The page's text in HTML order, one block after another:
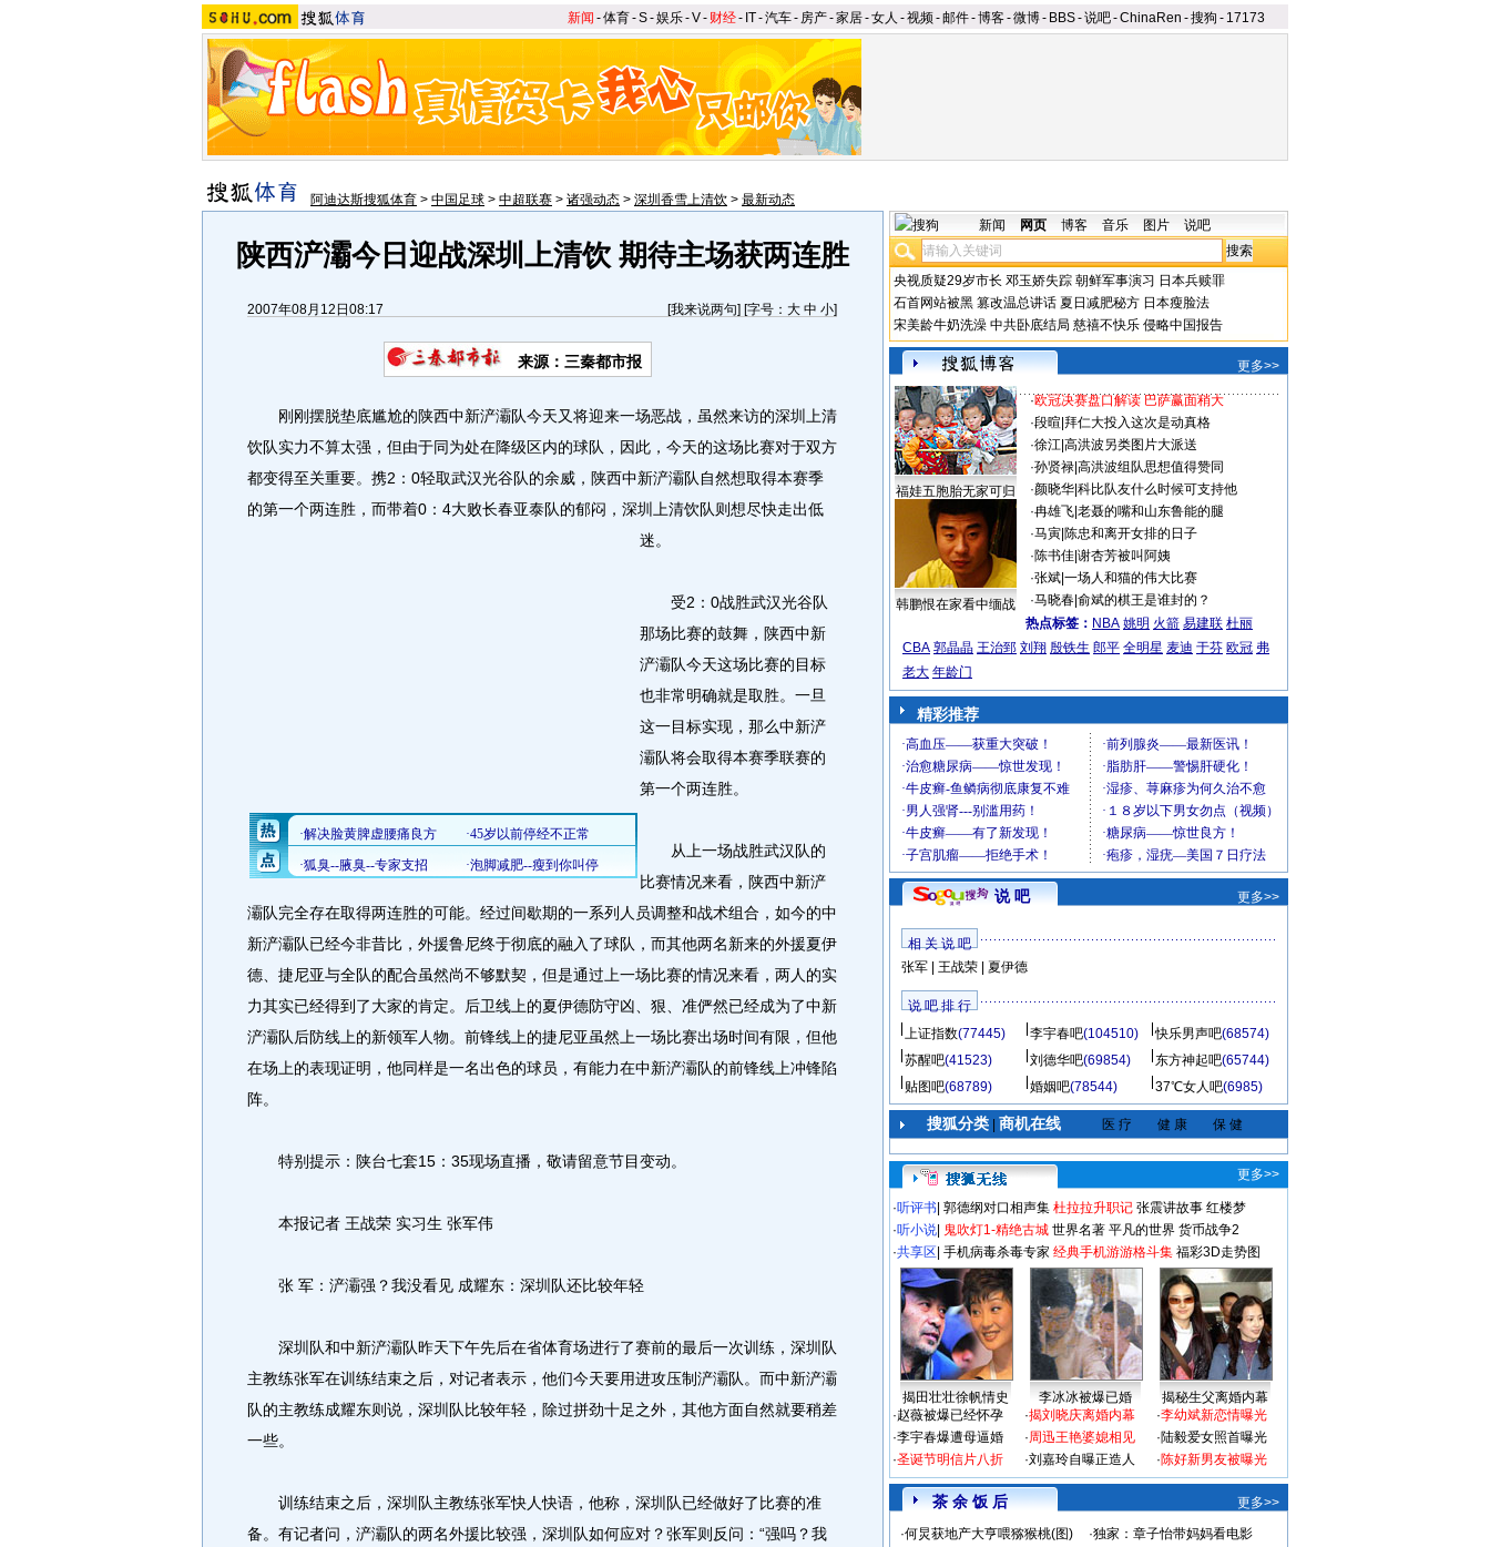
新闻 -体育-S-娱乐-V- 财经- IT-汽车- 房产-家居-女人 -视频-邮件-博客-微博- BBS-说吧-ChinaRen -搜狗 - 17173
阿迪达斯搜狐体育 > 中国足球 > 中超联赛 > 诸强动态 > 深圳香雪上清饮 > 最新动态
陕西浐灞今日迎战深圳上清饮 期待主场获两连胜
2007年08月12日08:17 [我来说两句] [字号： 大 中 小]
来源：三秦都市报
刚刚摆脱垫底尴尬的陕西中新浐灞队今天又将迎来一场恶战，虽然来访的深圳上清
饮队实力不算太强，但由于同为处在降级区内的球队，因此，今天的这场比赛对于双方
都变得至关重要。携2：0轻取武汉光谷队的余威，陕西中新浐灞队自然想取得本赛季
的第一个两连胜，而带着0：4大败长春亚泰队的郁闷，深圳上清饮队则想尽快走出低
迷。
受2：0战胜武汉光谷队
那场比赛的鼓舞，陕西中新
浐灞队今天这场比赛的目标
也非常明确就是取胜。一旦
这一目标实现，那么中新浐
灞队将会取得本赛季联赛的
第一个两连胜。
从上一场战胜武汉队的
比赛情况来看，陕西中新浐
灞队完全存在取得两连胜的可能。经过间歇期的一系列人员调整和战术组合，如今的中
新浐灞队已经今非昔比，外援鲁尼终于彻底的融入了球队，而其他两名新来的外援夏伊
德、捷尼亚与全队的配合虽然尚不够默契，但是通过上一场比赛的情况来看，两人的实
力其实已经得到了大家的肯定。后卫线上的夏伊德防守凶、狠、准俨然已经成为了中新
浐灞队后防线上的新领军人物。前锋线上的捷尼亚虽然上一场比赛出场时间有限，但他
在场上的表现证明，他同样是一名出色的球员，有能力在中新浐灞队的前锋线上冲锋陷
阵。
特别提示：陕台七套15：35现场直播，敬请留意节目变动。
本报记者 王战荣 实习生 张军伟
张 军：浐灞强？我没看见 成耀东：深圳队还比较年轻
深圳队和中新浐灞队昨天下午先后在省体育场进行了赛前的最后一次训练，深圳队
主教练张军在训练结束之后，对记者表示，他们今天要用进攻压制浐灞队。而中新浐灞
队的主教练成耀东则说，深圳队比较年轻，除过拼劲十足之外，其他方面自然就要稍差
一些。
训练结束之后，深圳队主教练张军快人快语，他称，深圳队已经做好了比赛的准
备。有记者问，浐灞队的两名外援比较强，深圳队如何应对？张军则反问：“强吗？我
新闻 网页 博客 音乐 图片 说吧
央视质疑29岁市长 邓玉娇失踪 朝鲜军事演习 日本兵赎罪
石首网站被黑 篡改温总讲话 夏日减肥秘方 日本瘦脸法
宋美龄牛奶洗澡 中共卧底结局 慈禧不快乐 侵略中国报告
更多>>
福娃五胞胎无家可归
韩鹏恨在家看中缅战
·欧冠决赛盘口解读 巴萨赢面稍大
·段暄 拜仁大投入这次是动真格
·徐江| 高洪波另类图片大派送
·孙贤禄| 高洪波组队思想值得赞同
·颜晓华| 科比队友什么时候可支持他
·冉雄飞| 老聂的嘴和山东鲁能的腿
·马寅| 陈忠和离开女排的日子
·陈书佳| 谢杏芳被叫阿姨
·张斌| 一场人和猫的伟大比赛
·马晓春| 俞斌的棋王是谁封的？
热点标签： NBA 姚明 火箭 易建联 杜丽
CBA 郭晶晶 王治郅 刘翔 殷铁生 郎平 全明星 麦迪 于芬 欧冠 弗
老大 年龄门
精彩推荐
说 吧 更多>>
相 关 说 吧
张军| 王战荣| 夏伊德
说 吧 排 行
上证指数(77445) 李宇春吧(104510) 快乐男声吧(68574)
苏醒吧(41523) 刘德华吧(69854) 东方神起吧(65744)
贴图吧(68789) 婚姻吧(78544) 37℃女人吧(6985)
搜狐分类| 商机在线 医 疗 健 康 保 健
更多>>
·听评书 郭德纲对口相声集 杜拉拉升职记 张震讲故事 红楼梦
·听小说 鬼吹灯1-精绝古城 世界名著 平凡的世界 货币战争2
·共享区 手机病毒杀毒专家 经典手机游游格斗集 福彩3D走势图
揭田壮壮徐帆情史 李冰冰被爆已婚
揭秘生父离婚内幕
·赵薇被爆已经怀孕
·李宇春爆遭母逼婚
·圣诞节明信片八折
·揭刘晓庆离婚内幕
·周迅王艳婆媳相见
·刘嘉玲自曝正造人
·李幼斌新恋情曝光
·陆毅爱女照首曝光
·陈好新男友被曝光
茶 余 饭 后
更多>>
·何炅获地产大亨喂猕猴桃(图) ·独家：章子怡带妈妈看电影